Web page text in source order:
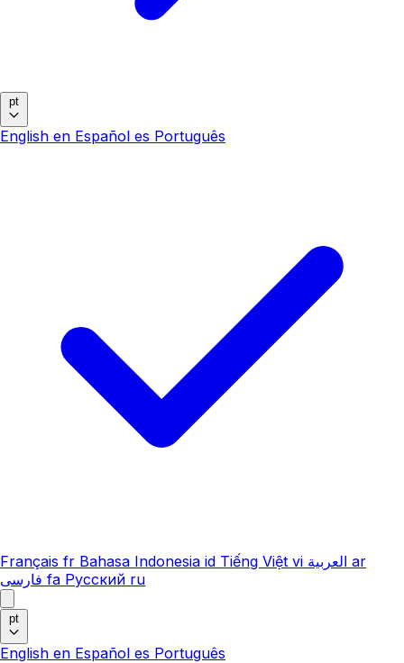
pt
English en Español es Português
Français fr Bahasa Indonesia id Tiếng Việt vi العربية ar
فارسی fa Русский ru
pt
English en Español es Português